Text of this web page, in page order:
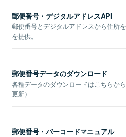
郵便番号・デジタルアドレスAPI
郵便番号とデジタルアドレスから住所
を提供。
郵便番号データのダウンロード
各種データのダウンロードはこちらか
更新）
郵便番号・バーコードマニュアル